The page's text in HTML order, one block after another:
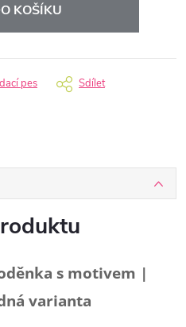
KOŠÍKU
pes Sdílet
s motivem |
varianta